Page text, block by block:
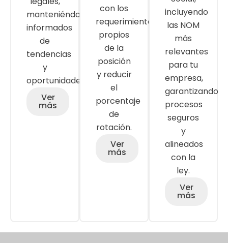
manteniéndolos
informados
de
tendencias
y
oportunidades.
Ver
más
con los
requerimientos
propios
de la
posición
y reducir
el
porcentaje
de
rotación.
Ver
más
incluyendo
las NOM
más
relevantes
para tu
empresa,
garantizando
procesos
seguros
y
alineados
con la
ley.
Ver
más